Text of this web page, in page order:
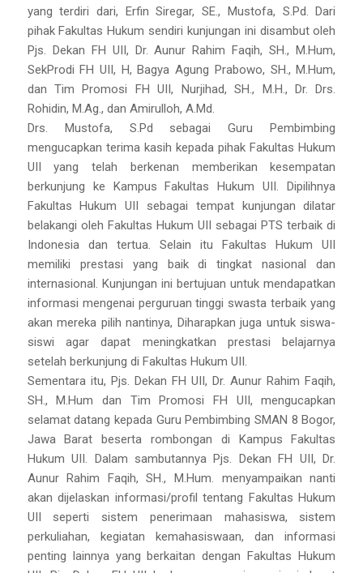
yang terdiri dari, Erfin Siregar, SE., Mustofa, S.Pd. Dari
pihak Fakultas Hukum sendiri kunjungan ini disambut oleh
Pjs. Dekan FH UII, Dr. Aunur Rahim Faqih, SH., M.Hum,
SekProdi FH UII, H, Bagya Agung Prabowo, SH., M.Hum,
dan Tim Promosi FH UII, Nurjihad, SH., M.H., Dr. Drs.
Rohidin, M.Ag., dan Amirulloh, A.Md.
Drs. Mustofa, S.Pd sebagai Guru Pembimbing
mengucapkan terima kasih kepada pihak Fakultas Hukum
UII yang telah berkenan memberikan kesempatan
berkunjung ke Kampus Fakultas Hukum UII. Dipilihnya
Fakultas Hukum UII sebagai tempat kunjungan dilatar
belakangi oleh Fakultas Hukum UII sebagai PTS terbaik di
Indonesia dan tertua. Selain itu Fakultas Hukum UII
memiliki prestasi yang baik di tingkat nasional dan
internasional. Kunjungan ini bertujuan untuk mendapatkan
informasi mengenai perguruan tinggi swasta terbaik yang
akan mereka pilih nantinya, Diharapkan juga untuk siswa-
siswi agar dapat meningkatkan prestasi belajarnya
setelah berkunjung di Fakultas Hukum UII.
Sementara itu, Pjs. Dekan FH UII, Dr. Aunur Rahim Faqih,
SH., M.Hum dan Tim Promosi FH UII, mengucapkan
selamat datang kepada Guru Pembimbing SMAN 8 Bogor,
Jawa Barat beserta rombongan di Kampus Fakultas
Hukum UII. Dalam sambutannya Pjs. Dekan FH UII, Dr.
Aunur Rahim Faqih, SH., M.Hum. menyampaikan nanti
akan dijelaskan informasi/profil tentang Fakultas Hukum
UII seperti sistem penerimaan mahasiswa, sistem
perkuliahan, kegiatan kemahasiswaan, dan informasi
penting lainnya yang berkaitan dengan Fakultas Hukum